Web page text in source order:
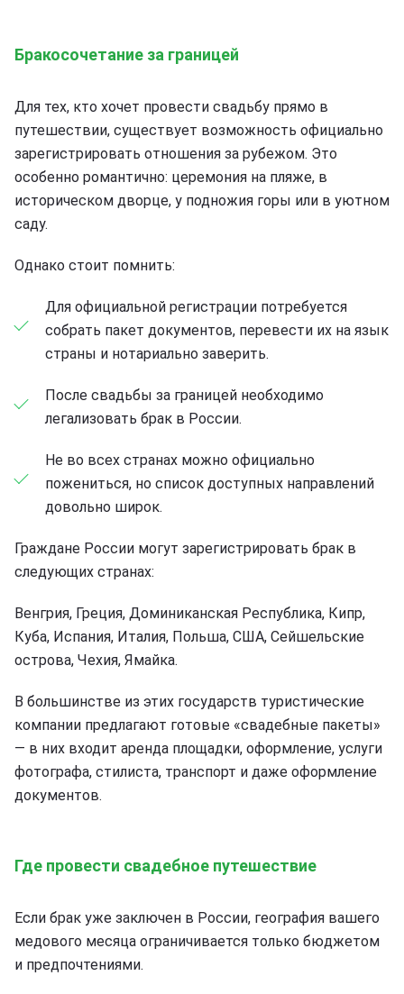
Бракосочетание за границей
Для тех, кто хочет провести свадьбу прямо в
путешествии, существует возможность официально
зарегистрировать отношения за рубежом. Это
особенно романтично: церемония на пляже, в
историческом дворце, у подножия горы или в уютном
саду.
Однако стоит помнить:
Для официальной регистрации потребуется
собрать пакет документов, перевести их на язык
страны и нотариально заверить.
После свадьбы за границей необходимо
легализовать брак в России.
Не во всех странах можно официально
пожениться, но список доступных направлений
довольно широк.
Граждане России могут зарегистрировать брак в
следующих странах:
Венгрия, Греция, Доминиканская Республика, Кипр,
Куба, Испания, Италия, Польша, США, Сейшельские
острова, Чехия, Ямайка.
В большинстве из этих государств туристические
компании предлагают готовые «свадебные пакеты»
— в них входит аренда площадки, оформление, услуги
фотографа, стилиста, транспорт и даже оформление
документов.
Где провести свадебное путешествие
Если брак уже заключен в России, география вашего
медового месяца ограничивается только бюджетом
и предпочтениями.